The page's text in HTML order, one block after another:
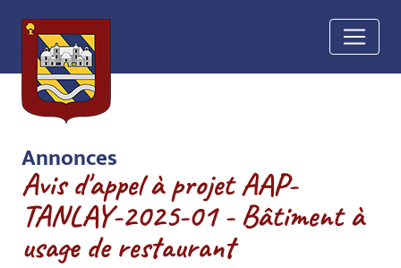
Annonces
Avis d'appel à projet AAP-
TANLAY-2025-01 - Bâtiment à
usage de restaurant
Panneau de gestion des cookies